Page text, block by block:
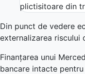
plictisitoare din
Din punct de vedere
externalizarea riscului
Finanțarea unui
bancare intacte